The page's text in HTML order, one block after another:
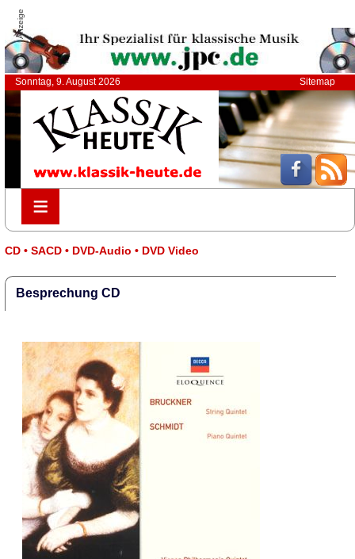
Anzeige
Sonntag, 9. August 2026 Sitemap
≡
≡
CD • SACD • DVD-Audio • DVD Video
Besprechung CD